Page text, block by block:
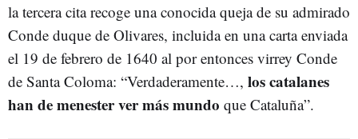
la tercera cita recoge una conocida queja de su admirado
Conde duque de Olivares, incluida en una carta enviada
el 19 de febrero de 1640 al por entonces virrey Conde
de Santa Coloma: “Verdaderamente…, los catalanes
han de menester ver más mundo que Cataluña”.